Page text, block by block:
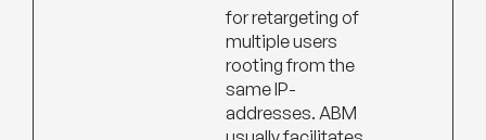
for retargeting of
multiple users
rooting from the
same IP-
addresses. ABM